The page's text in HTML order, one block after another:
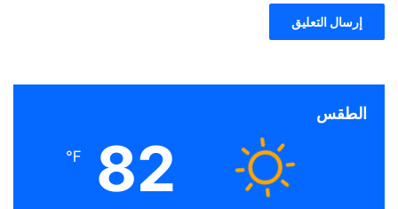
الطقس
82
℉